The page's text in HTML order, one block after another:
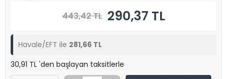
443,42 TL 290,37 TL
Havale/EFT ile 281,66 TL
30,91 TL 'den başlayan taksitlerle